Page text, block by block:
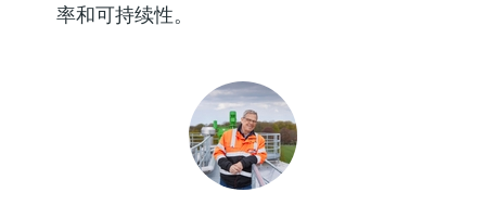
率和可持续性。